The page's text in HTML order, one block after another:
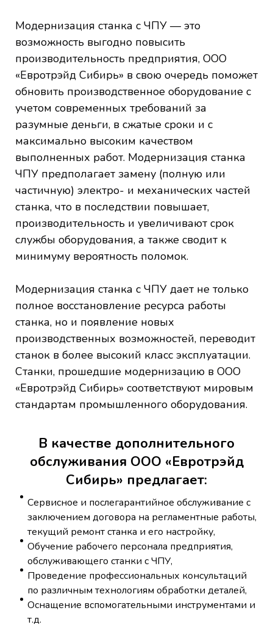
Модернизация станка с ЧПУ — это
возможность выгодно повысить
производительность предприятия, ООО
«Евротрэйд Сибирь» в свою очередь поможет
обновить производственное оборудование с
учетом современных требований за
разумные деньги, в сжатые сроки и с
максимально высоким качеством
выполненных работ. Модернизация станка
ЧПУ предполагает замену (полную или
частичную) электро- и механических частей
станка, что в последствии повышает,
производительность и увеличивают срок
службы оборудования, а также сводит к
минимуму вероятность поломок.
Модернизация станка с ЧПУ дает не только
полное восстановление ресурса работы
станка, но и появление новых
производственных возможностей, переводит
станок в более высокий класс эксплуатации.
Станки, прошедшие модернизацию в ООО
«Евротрэйд Сибирь» соответствуют мировым
стандартам промышленного оборудования.
В качестве дополнительного
обслуживания ООО «Евротрэйд
Сибирь» предлагает:
Сервисное и послегарантийное обслуживание с
заключением договора на регламентные работы,
текущий ремонт станка и его настройку,
Обучение рабочего персонала предприятия,
обслуживающего станки с ЧПУ,
Проведение профессиональных консультаций
по различным технологиям обработки деталей,
Оснащение вспомогательными инструментами и
т.д.